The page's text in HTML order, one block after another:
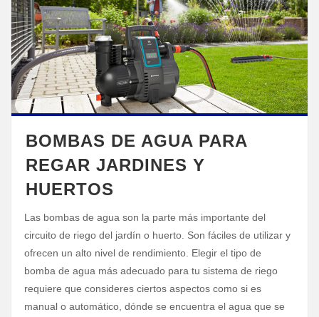
BOMBAS DE AGUA PARA
REGAR JARDINES Y
HUERTOS
Las bombas de agua son la parte más importante del
circuito de riego del jardín o huerto. Son fáciles de utilizar y
ofrecen un alto nivel de rendimiento. Elegir el tipo de
bomba de agua más adecuado para tu sistema de riego
requiere que consideres ciertos aspectos como si es
manual o automático, dónde se encuentra el agua que se